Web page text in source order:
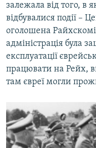
залежала від того, в
відбувалися події –
оголошена
адміністрація була
експлуатації
працювати на Рейх,
там євреї могли